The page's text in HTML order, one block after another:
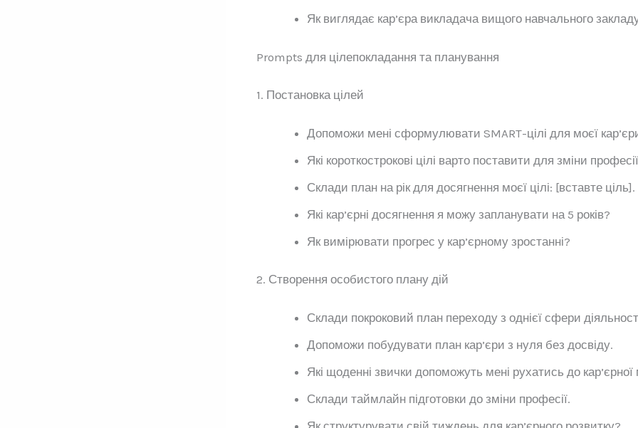
Як виглядає кар’єра викладача вищого навчального
Prompts для цілепокладання та планування
1. Постановка цілей
Допоможи мені сформулювати SMART-цілі для моєї
Які короткострокові цілі варто поставити для зміни
Склади план на рік для досягнення моєї цілі: [вставте ціль].
Які кар’єрні досягнення я можу запланувати на 5 років?
Як вимірювати прогрес у кар’єрному зростанні?
2. Створення особистого плану дій
Склади покроковий план переходу з однієї сфери
Допоможи побудувати план кар’єри з нуля без досвіду.
Які щоденні звички допоможуть мені рухатись до кар’єрної
Склади таймлайн підготовки до зміни професії.